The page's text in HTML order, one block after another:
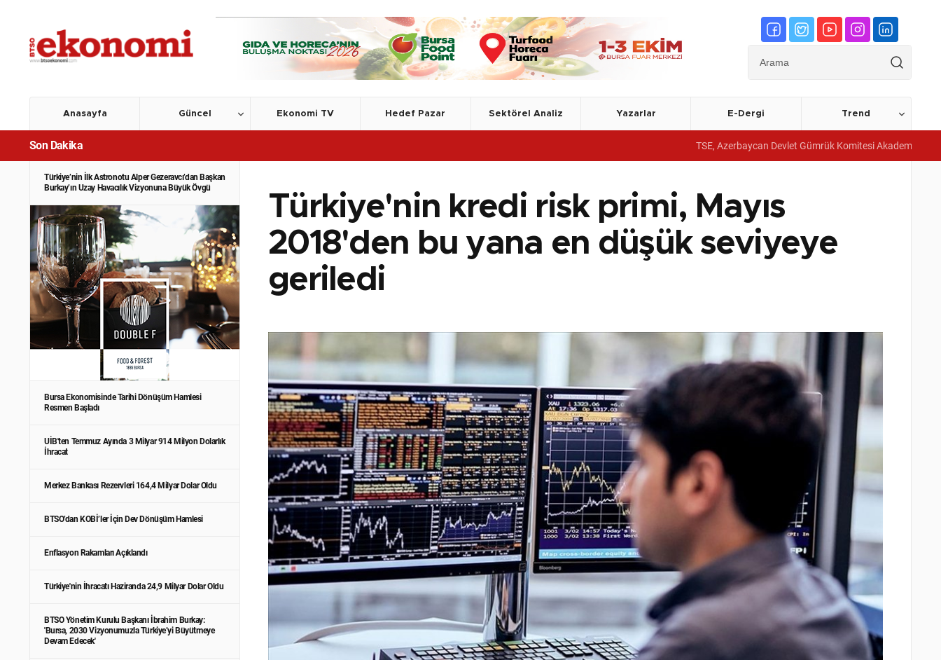
Anasayfa Güncel Ekonomi TV Hedef Pazar Sektörel Analiz Yazarlar E-Dergi Trend
Son Dakika TSE, Azerbaycan Devlet Gümrük Komitesi Akademisine yönetim
Türkiye’nin İlk Astronotu Alper Gezeravcı’dan Başkan
Burkay’ın Uzay Havacılık Vizyonuna Büyük Övgü
Bursa Ekonomisinde Tarihi Dönüşüm Hamlesi
Resmen Başladı
UİB'ten Temmuz Ayında 3 Milyar 914 Milyon Dolarlık
İhracat
Merkez Bankası Rezervleri 164,4 Milyar Dolar Oldu
BTSO’dan KOBİ’ler İçin Dev Dönüşüm Hamlesi
Enflasyon Rakamları Açıklandı
Türkiye'nin İhracatı Haziranda 24,9 Milyar Dolar Oldu
BTSO Yönetim Kurulu Başkanı İbrahim Burkay:
'Bursa, 2030 Vizyonumuzla Türkiye’yi Büyütmeye
Devam Edecek'
Türkiye'nin kredi risk primi, Mayıs
2018'den bu yana en düşük seviyeye
geriledi